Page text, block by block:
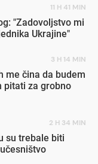
11 H 41 MIN
"Zadovoljstvo mi
Ukrajine"
3 H 14 MIN
me čina da budem
pitati za grobno
2 H 34 MIN
su trebale biti